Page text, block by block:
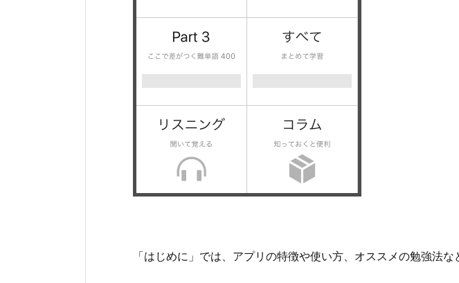
「はじめに」では、アプリの特徴や使い方、オススメの勉強法な